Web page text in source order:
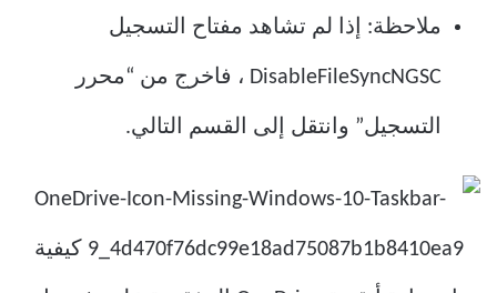
ملاحظة: إذا لم تشاهد مفتاح التسجيل
DisableFileSyncNGSC ، فاخرج من “محرر
التسجيل” وانتقل إلى القسم التالي.